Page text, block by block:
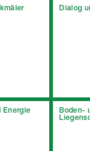
Dialog
Energie
Boden-